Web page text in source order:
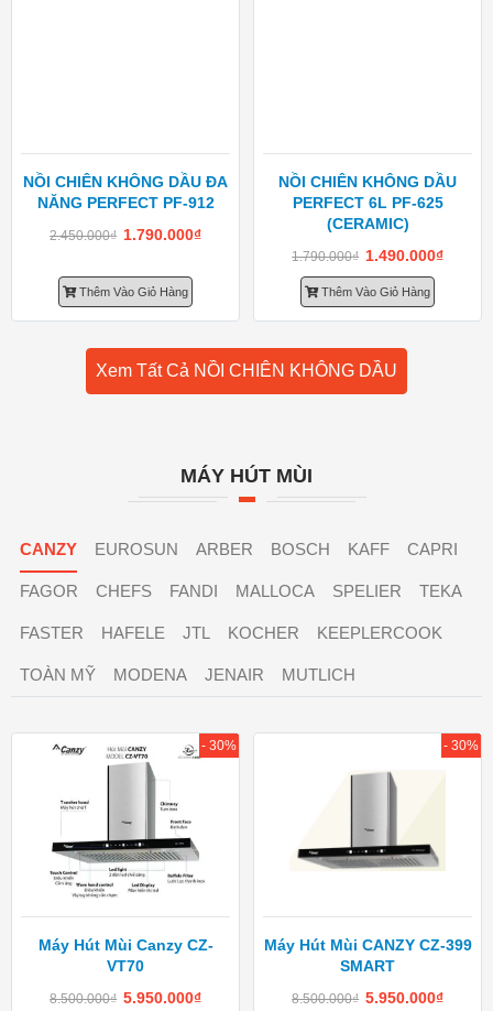
NỒI CHIÊN KHÔNG DẦU ĐA
NĂNG PERFECT PF-912
2.450.000₫ 1.790.000₫
Thêm Vào Giỏ Hàng
NỒI CHIÊN KHÔNG DẦU
PERFECT 6L PF-625
(CERAMIC)
1.790.000₫ 1.490.000₫
Thêm Vào Giỏ Hàng
Xem Tất Cả NỒI CHIÊN KHÔNG DẦU
MÁY HÚT MÙI
CANZY EUROSUN ARBER BOSCH KAFF CAPRI
FAGOR CHEFS FANDI MALLOCA SPELIER TEKA
FASTER HAFELE JTL KOCHER KEEPLERCOOK
TOÀN MỸ MODENA JENAIR MUTLICH
Máy Hút Mùi Canzy CZ-
VT70
8.500.000₫ 5.950.000₫
- 30%
Máy Hút Mùi CANZY CZ-399
SMART
8.500.000₫ 5.950.000₫
- 30%